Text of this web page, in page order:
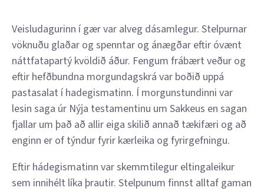
Veisludagurinn í gær var alveg dásamlegur. Stelpurnar
vöknuðu glaðar og spenntar og ánægðar eftir óvænt
náttfatapartý kvöldið áður. Fengum frábært veður og
eftir hefðbundna morgundagskrá var boðið uppá
pastasalat í hadegismatinn. Í morgunstundinni var
lesin saga úr Nýja testamentinu um Sakkeus en sagan
fjallar um það að allir eiga skilið annað tækifæri og að
enginn er of týndur fyrir kærleika og fyrirgefningu.
Eftir hádegismatinn var skemmtilegur eltingaleikur
sem innihélt líka þrautir. Stelpunum finnst alltaf gaman